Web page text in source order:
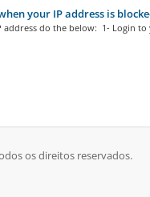
your IP address is
address do the below: 1- Login
os direitos reservados.